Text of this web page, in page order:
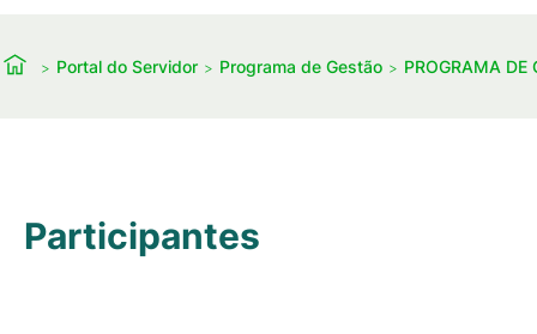
Portal do Servidor Programa de Gestão PROGRAMA DE
Participantes